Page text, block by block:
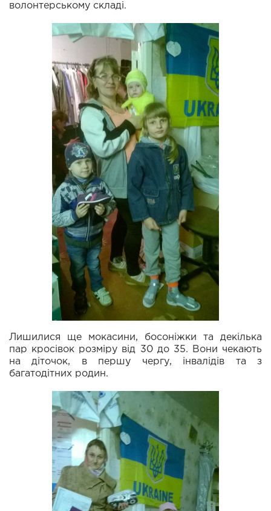
волонтерському складі.
Лишилися ще мокасини, босоніжки та декілька
пар кросівок розміру від 30 до 35. Вони чекають
на діточок, в першу чергу, інвалідів та з
багатодітних родин.